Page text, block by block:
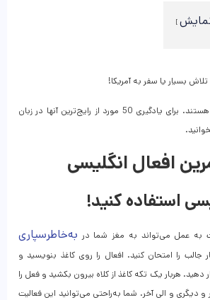
بسیار یا سفر به آمریکا!
فعل‌های انگلیسی همه‌جا هستند. برای یادگیری 50 مورد از رایج‌ترین آنها در زبان
افعال انگلیسی
استفاده کنید!
به عمل می‌تواند به مغز شما در به‌خاطرسپاری
جالب را امتحان کنید. افعال را روی کاغذ بنویسید و
دهید. هربار یک تکه کاغذ از کلاه بیرون بکشید و فعل را
دیگری و الی آخر. شما به‌راحتی می‌توانید این فعالیت